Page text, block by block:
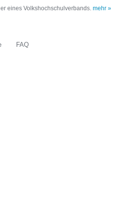
eines Volkshochschulverbands. mehr »
FAQ